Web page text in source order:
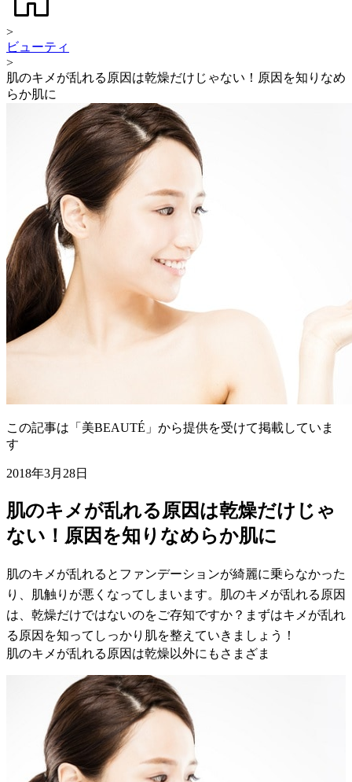
>
ビューティ
>
肌のキメが乱れる原因は乾燥だけじゃない！原因を知りなめ
らか肌に
この記事は「美BEAUTÉ」から提供を受けて掲載していま
す
2018年3月28日
肌のキメが乱れる原因は乾燥だけじゃ
ない！原因を知りなめらか肌に
肌のキメが乱れるとファンデーションが綺麗に乗らなかった
り、肌触りが悪くなってしまいます。肌のキメが乱れる原因
は、乾燥だけではないのをご存知ですか？まずはキメが乱れ
る原因を知ってしっかり肌を整えていきましょう！
肌のキメが乱れる原因は乾燥以外にもさまざま